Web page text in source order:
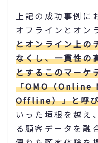
上記の成功事例に
オフラインとオン
とオンライン上の
なくし、一貫性の
とするこのマーケ
「OMO（
Offline）」と呼
いった垣根を越え
る顧客データを融